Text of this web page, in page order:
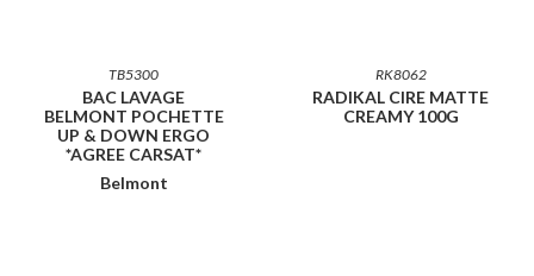
TB5300
BAC LAVAGE
BELMONT POCHETTE
UP & DOWN ERGO
*AGREE CARSAT*
Belmont
RK8062
RADIKAL CIRE MATTE
CREAMY 100G